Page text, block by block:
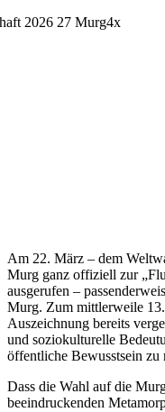
Am 22. März – dem
Murg ganz offiziell zur
ausgerufen –
Murg. Zum mittlerweile
Auszeichnung bereits
und soziokulturelle
öffentliche Bewusstsein zu
Dass die Wahl auf die
beeindruckenden